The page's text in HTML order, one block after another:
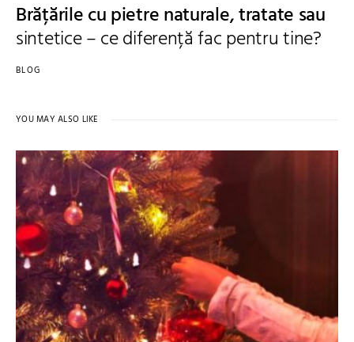
Brățările cu pietre naturale, tratate sau
sintetice – ce diferență fac pentru tine?
BLOG
YOU MAY ALSO LIKE